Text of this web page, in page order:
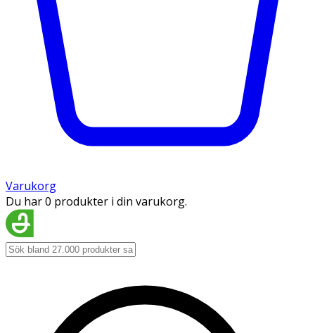
Varukorg
Du har 0 produkter i din varukorg.